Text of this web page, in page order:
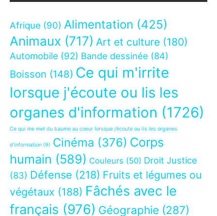
Afrique (90) Alimentation (425)
Animaux (717) Art et culture (180)
Automobile (92) Bande dessinée (84)
Boisson (148) Ce qui m'irrite
lorsque j'écoute ou lis les
organes d'information (1726)
Ce qui me met du baume au coeur lorsque j’écoute ou lis les organes
d’information (9) Cinéma (376) Corps
humain (589) Couleurs (50) Droit Justice
(83) Défense (218) Fruits et légumes ou
végétaux (188) Fâchés avec le
français (976) Géographie (287)